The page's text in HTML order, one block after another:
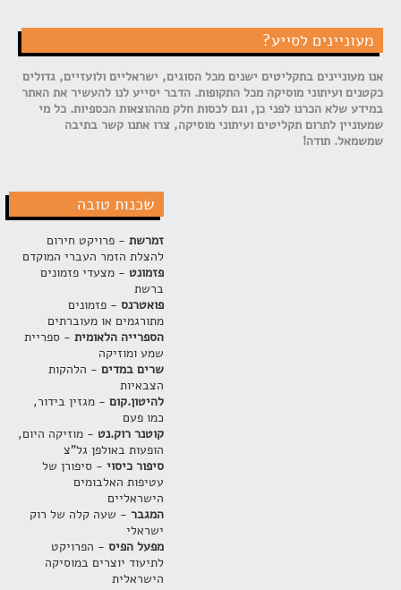
מעוניינים לסייע?
אנו מעוניינים בתקליטים ישנים מכל הסוגים, ישראליים ולועזיים, גדולים
כקטנים ועיתוני מוסיקה מכל התקופות. הדבר יסייע לנו להעשיר את האתר
במידע שלא הכרנו לפני כן, וגם לכסות חלק מההוצאות הכספיות. כל מי
שמעוניין לתרום תקליטים ועיתוני מוסיקה, צרו אתנו קשר בתיבה
שמשמאל. תודה!
שכנות טובה
זמרשת- פרויקט חירום
להצלת הזמר העברי המוקדם
פזמונט - מצעדי פזמונים
ברשת
פואטרנס- פזמונים
מתורגמים או מעוברתים
הספרייה הלאומית- ספריית
שמע ומוזיקה
שרים במדים- הלהקות
הצבאיות
להיטון.קום- מגזין בידור,
כמו פעם
קוטנר רוק.נט - מוזיקה היום,
הופעות באולפן גל"צ
סיפור כיסוי- סיפורן של
עטיפות האלבומים
הישראליים
המגבר- שעה קלה של רוק
ישראלי
מפעל הפיס- הפרויקט
לתיעוד יוצרים במוסיקה
הישראלית